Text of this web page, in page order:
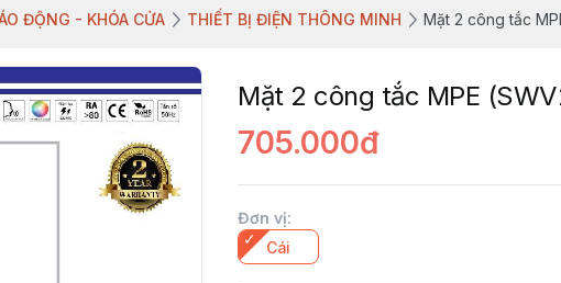
ĐỘNG - KHÓA CỬA THIẾT BỊ ĐIỆN THÔNG MINH Mặt 2 công tắc
Mặt 2 công tắc MPE
705.000đ
Đơn vị:
Cái